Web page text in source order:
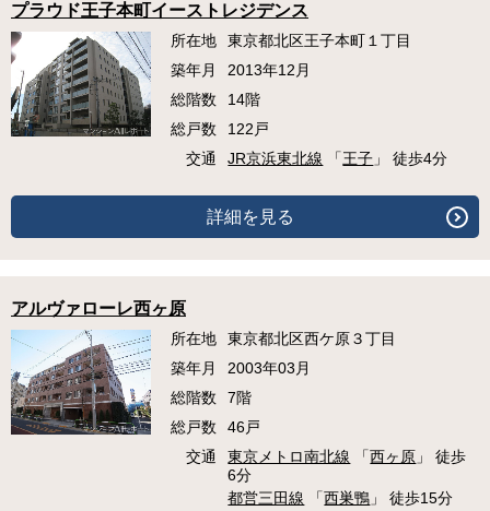
プラウド王子本町イーストレジデンス
所在地
東京都北区王子本町１丁目
築年月
2013年12月
総階数
14階
総戸数
122戸
交通
JR京浜東北線 「王子 」 徒歩4分
詳細を見る
アルヴァローレ西ヶ原
所在地
東京都北区西ケ原３丁目
築年月
2003年03月
総階数
7階
総戸数
46戸
交通
東京メトロ南北線 「西ヶ原 」 徒歩
6分
都営三田線 「西巣鴨 」 徒歩15分